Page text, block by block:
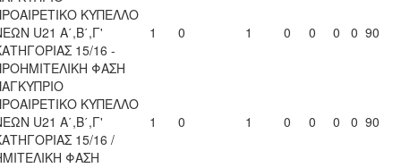
ΚΥΠΕΛΛΟ
U21 Α΄,Β΄,Γ'
15/16 -
ΦΑΣΗ
1 0 1 0 0 0 0 90
ΚΥΠΕΛΛΟ
U21 Α΄,Β΄,Γ'
15/16 /
ΦΑΣΗ
1 0 1 0 0 0 0 90